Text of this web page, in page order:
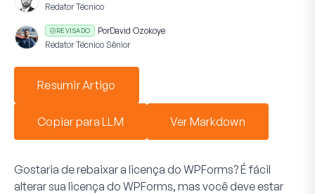
Redator Técnico
REVISADO PorDavid Ozokoye
Redator Técnico Sênior
Resumir Artigo
Copiar para LLM Ver Markdown
Gostaria de rebaixar a licença do WPForms? É fácil
alterar sua licença do WPForms, mas você deve estar